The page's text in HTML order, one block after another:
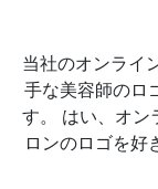
当社のオンライ
手な美容師のロ
す。 はい、オン
ロンのロゴを好